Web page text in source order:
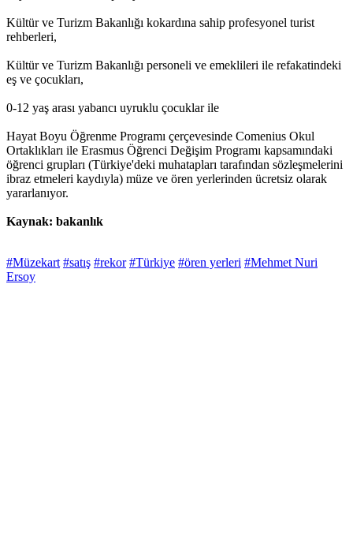
Kültür ve Turizm Bakanlığı kokardına sahip profesyonel turist
rehberleri,
Kültür ve Turizm Bakanlığı personeli ve emeklileri ile refakatindeki
eş ve çocukları,
0-12 yaş arası yabancı uyruklu çocuklar ile
Hayat Boyu Öğrenme Programı çerçevesinde Comenius Okul
Ortaklıkları ile Erasmus Öğrenci Değişim Programı kapsamındaki
öğrenci grupları (Türkiye'deki muhatapları tarafından sözleşmelerini
ibraz etmeleri kaydıyla) müze ve ören yerlerinden ücretsiz olarak
yararlanıyor.
Kaynak: bakanlık
#Müzekart #satış #rekor #Türkiye #ören yerleri #Mehmet Nuri
Ersoy